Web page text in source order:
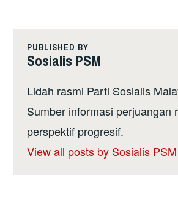
PUBLISHED BY
Sosialis PSM
Lidah rasmi Parti Sosialis
Sumber informasi perjuangan
perspektif progresif.
View all posts by Sosialis PSM